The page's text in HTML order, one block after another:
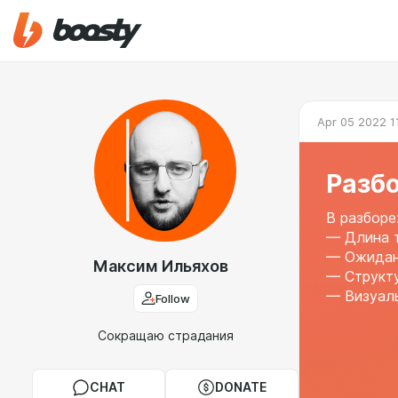
Максим Ильяхов
Follow
Сокращаю страдания
CHAT DONATE
Apr 05 2022
В разборе:
— Длина
—
—
—